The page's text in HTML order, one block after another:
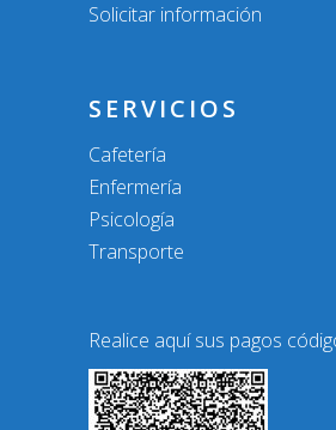
Solicitar información
SERVICIOS
Cafetería
Enfermería
Psicología
Transporte
Realice aquí sus pagos